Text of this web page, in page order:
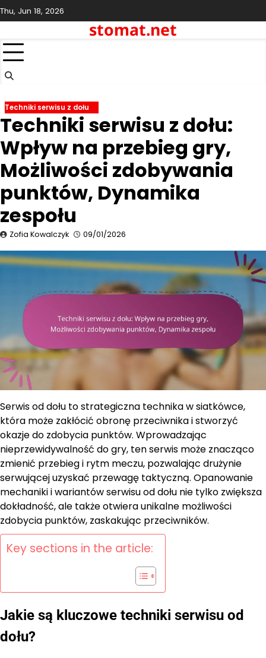
Skip
to
Thu, Jun 18, 2026
stomat.net
Techniki serwisu z dołu
Techniki serwisu z dołu:
Wpływ na przebieg gry,
Możliwości zdobywania
punktów, Dynamika
zespołu
Zofia Kowalczyk 09/01/2026
Serwis od dołu to strategiczna technika w siatkówce,
która może zakłócić obronę przeciwnika i stworzyć
okazje do zdobycia punktów. Wprowadzając
nieprzewidywalność do gry, ten serwis może znacząco
zmienić przebieg i rytm meczu, pozwalając drużynie
serwującej uzyskać przewagę taktyczną. Opanowanie
mechaniki i wariantów serwisu od dołu nie tylko zwiększa
dokładność, ale także otwiera unikalne możliwości
zdobycia punktów, zaskakując przeciwników.
Key sections in the article:
Jakie są kluczowe techniki serwisu od
dołu?